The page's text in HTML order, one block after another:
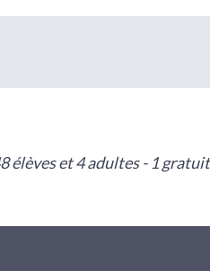
élèves et 4 adultes - 1